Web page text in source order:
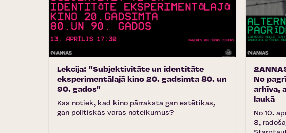
Lekcija: "Subjektivitāte un identitāte
eksperimentālajā kino 20. gadsimta 80. un
90. gados"
Kas notiek, kad kino pārraksta gan estētikas,
gan politiskās varas noteikumus?
No
arhīva,
laukā
No 10.
8,